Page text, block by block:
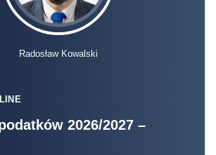
Radosław Kowalski
2026/2027 –